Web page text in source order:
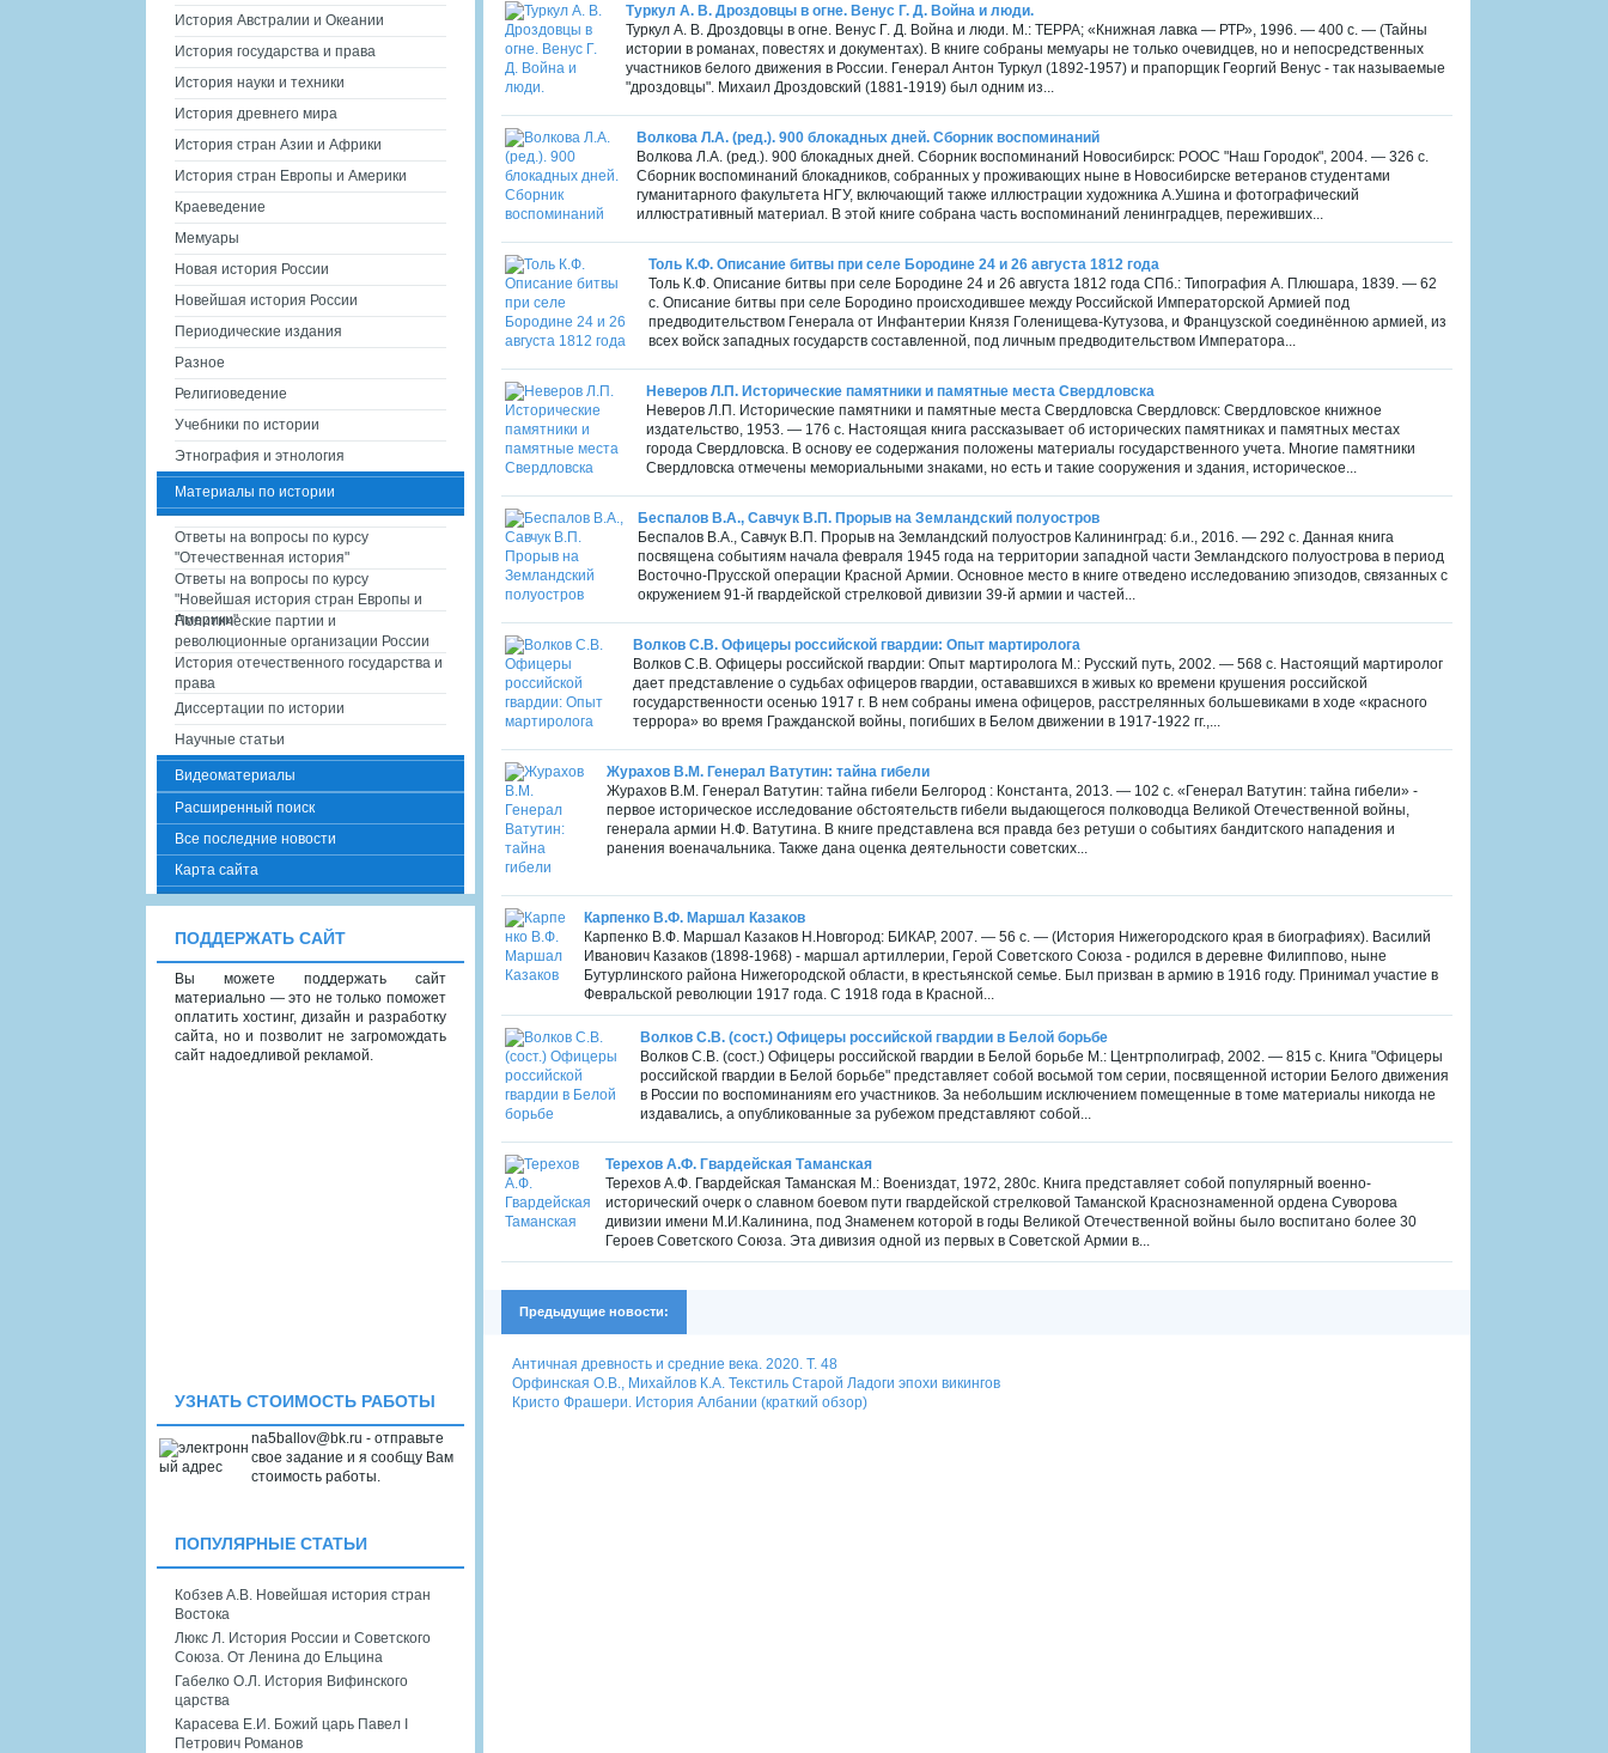
Туркул А. В. Дроздовцы в огне. Венус Г. Д. Война и люди.
Туркул А. В. Дроздовцы в огне. Венус Г. Д. Война и люди. М.: ТЕРРА; «Книжная лавка — РТР», 1996. — 400 с. — (Тайны
истории в романах, повестях и документах). В книге собраны мемуары не только очевидцев, но и непосредственных
участников белого движения в России. Генерал Антон Туркул (1892-1957) и прапорщик Георгий Венус - так называемые
"дроздовцы". Михаил Дроздовский (1881-1919) был одним из...
Волкова Л.А. (ред.). 900 блокадных дней. Сборник воспоминаний
Волкова Л.А. (ред.). 900 блокадных дней. Сборник воспоминаний Новосибирск: РООС "Наш Городок", 2004. — 326 с.
Сборник воспоминаний блокадников, собранных у проживающих ныне в Новосибирске ветеранов студентами
гуманитарного факультета НГУ, включающий также иллюстрации художника А.Ушина и фотографический
иллюстративный материал. В этой книге собрана часть воспоминаний ленинградцев, переживших...
Толь К.Ф. Описание битвы при селе Бородине 24 и 26 августа 1812 года
Толь К.Ф. Описание битвы при селе Бородине 24 и 26 августа 1812 года СПб.: Типография А. Плюшара, 1839. — 62
с. Описание битвы при селе Бородино происходившее между Российской Императорской Армией под
предводительством Генерала от Инфантерии Князя Голенищева-Кутузова, и Французской соединённою армией, из
всех войск западных государств составленной, под личным предводительством Императора...
Неверов Л.П. Исторические памятники и памятные места Свердловска
Неверов Л.П. Исторические памятники и памятные места Свердловска Свердловск: Свердловское книжное
издательство, 1953. — 176 с. Настоящая книга рассказывает об исторических памятниках и памятных местах
города Свердловска. В основу ее содержания положены материалы государственного учета. Многие памятники
Свердловска отмечены мемориальными знаками, но есть и такие сооружения и здания, историческое...
Беспалов В.А., Савчук В.П. Прорыв на Земландский полуостров
Беспалов В.А., Савчук В.П. Прорыв на Земландский полуостров Калининград: б.и., 2016. — 292 с. Данная книга
посвящена событиям начала февраля 1945 года на территории западной части Земландского полуострова в период
Восточно-Прусской операции Красной Армии. Основное место в книге отведено исследованию эпизодов, связанных с
окружением 91-й гвардейской стрелковой дивизии 39-й армии и частей...
Волков С.В. Офицеры российской гвардии: Опыт мартиролога
Волков С.В. Офицеры российской гвардии: Опыт мартиролога М.: Русский путь, 2002. — 568 с. Настоящий мартиролог
дает представление о судьбах офицеров гвардии, остававшихся в живых ко времени крушения российской
государственности осенью 1917 г. В нем собраны имена офицеров, расстрелянных большевиками в ходе «красного
террора» во время Гражданской войны, погибших в Белом движении в 1917-1922 гг.,...
Журахов В.М. Генерал Ватутин: тайна гибели
Журахов В.М. Генерал Ватутин: тайна гибели Белгород : Константа, 2013. — 102 с. «Генерал Ватутин: тайна гибели» -
первое историческое исследование обстоятельств гибели выдающегося полководца Великой Отечественной войны,
генерала армии Н.Ф. Ватутина. В книге представлена вся правда без ретуши о событиях бандитского нападения и
ранения военачальника. Также дана оценка деятельности советских...
Карпенко В.Ф. Маршал Казаков
Карпенко В.Ф. Маршал Казаков Н.Новгород: БИКАР, 2007. — 56 с. — (История Нижегородского края в биографиях). Василий
Иванович Казаков (1898-1968) - маршал артиллерии, Герой Советского Союза - родился в деревне Филиппово, ныне
Бутурлинского района Нижегородской области, в крестьянской семье. Был призван в армию в 1916 году. Принимал участие в
Февральской революции 1917 года. С 1918 года в Красной...
Волков С.В. (сост.) Офицеры российской гвардии в Белой борьбе
Волков С.В. (сост.) Офицеры российской гвардии в Белой борьбе М.: Центрполиграф, 2002. — 815 с. Книга "Офицеры
российской гвардии в Белой борьбе" представляет собой восьмой том серии, посвященной истории Белого движения
в России по воспоминаниям его участников. За небольшим исключением помещенные в томе материалы никогда не
издавались, а опубликованные за рубежом представляют собой...
Терехов А.Ф. Гвардейская Таманская
Терехов А.Ф. Гвардейская Таманская М.: Воениздат, 1972, 280с. Книга представляет собой популярный военно-
исторический очерк о славном боевом пути гвардейской стрелковой Таманской Краснознаменной ордена Суворова
дивизии имени М.И.Калинина, под Знаменем которой в годы Великой Отечественной войны было воспитано более 30
Героев Советского Союза. Эта дивизия одной из первых в Советской Армии в...
Предыдущие новости:
Античная древность и средние века. 2020. Т. 48
Орфинская О.В., Михайлов К.А. Текстиль Старой Ладоги эпохи викингов
Кристо Фрашери. История Албании (краткий обзор)
История Австралии и Океании
История государства и права
История науки и техники
История древнего мира
История стран Азии и Африки
История стран Европы и Америки
Краеведение
Мемуары
Новая история России
Новейшая история России
Периодические издания
Разное
Религиоведение
Учебники по истории
Этнография и этнология
Материалы по истории
Ответы на вопросы по курсу
"Отечественная история"
Ответы на вопросы по курсу
"Новейшая история стран Европы и
Америки"
Политические партии и
революционные организации России
История отечественного государства и
права
Диссертации по истории
Научные статьи
Видеоматериалы
Расширенный поиск
Все последние новости
Карта сайта
ПОДДЕРЖАТЬ САЙТ
Вы можете поддержать сайт
материально — это не только поможет
оплатить хостинг, дизайн и разработку
сайта, но и позволит не загромождать
сайт надоедливой рекламой.
УЗНАТЬ СТОИМОСТЬ РАБОТЫ
na5ballov@bk.ru - отправьте
свое задание и я сообщу Вам
стоимость работы.
ПОПУЛЯРНЫЕ СТАТЬИ
Кобзев А.В. Новейшая история стран
Востока
Люкс Л. История России и Советского
Союза. От Ленина до Ельцина
Габелко О.Л. История Вифинского
царства
Карасева Е.И. Божий царь Павел I
Петрович Романов